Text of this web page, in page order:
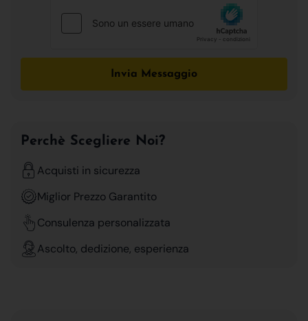
Invia Messaggio
Perchè Scegliere Noi?
Acquisti in sicurezza
Miglior Prezzo Garantito
Consulenza personalizzata
Ascolto, dedizione, esperienza